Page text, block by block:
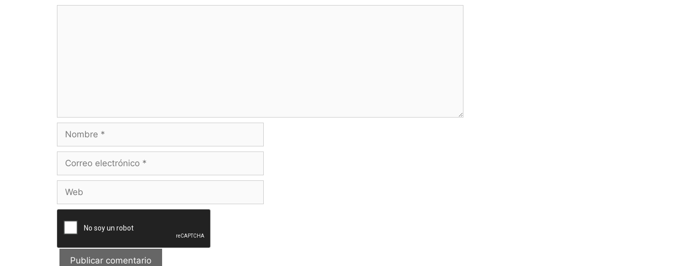
Nombre
Correo
Web